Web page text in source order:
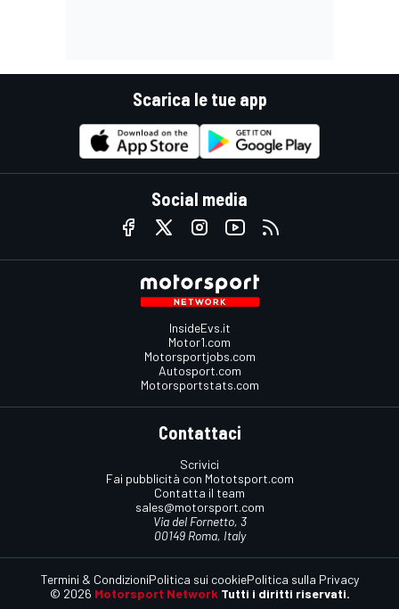
Scarica le tue app
Social media
InsideEvs.it
Motor1.com
Motorsportjobs.com
Autosport.com
Motorsportstats.com
Contattaci
Scrivici
Fai pubblicità con Mototsport.com
Contatta il team
sales@motorsport.com
Via del Fornetto, 3
00149 Roma, Italy
© 2026 Motorsport Network Tutti i diritti riservati.
Termini & CondizioniPolitica sui cookiePolitica sulla Privacy